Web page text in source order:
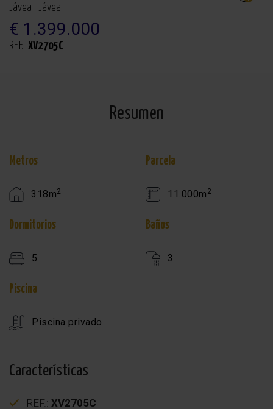
Jávea · Jávea
€ 1.399.000
REF.: XV2705C
Resumen
Metros
318m2
Parcela
11.000m 2
Dormitorios
5
Baños
3
Piscina
Piscina privado
Características
REF.: XV2705C